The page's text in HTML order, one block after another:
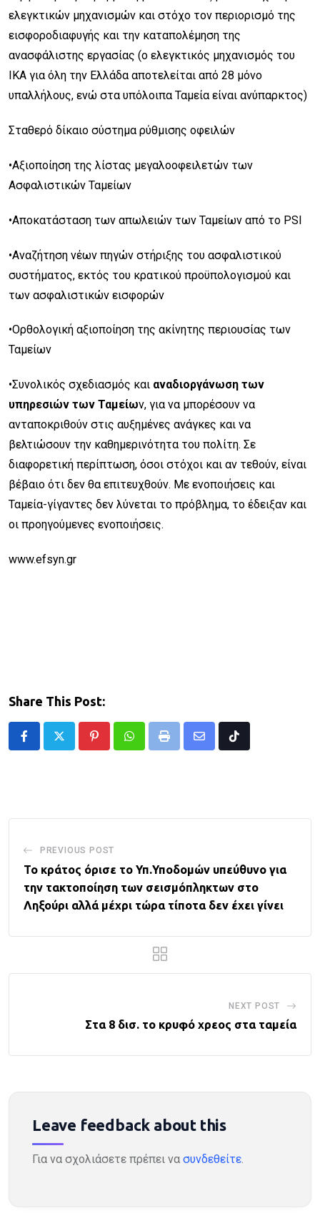
ελεγκτικών μηχανισμών και στόχο τον περιορισμό της
εισφοροδιαφυγής και την καταπολέμηση της
ανασφάλιστης εργασίας (ο ελεγκτικός μηχανισμός του
ΙΚΑ για όλη την Ελλάδα αποτελείται από 28 μόνο
υπαλλήλους, ενώ στα υπόλοιπα Ταμεία είναι ανύπαρκτος)
Σταθερό δίκαιο σύστημα ρύθμισης οφειλών
•Αξιοποίηση της λίστας μεγαλοοφειλετών των
Ασφαλιστικών Ταμείων
•Αποκατάσταση των απωλειών των Ταμείων από το PSI
•Αναζήτηση νέων πηγών στήριξης του ασφαλιστικού
συστήματος, εκτός του κρατικού προϋπολογισμού και
των ασφαλιστικών εισφορών
•Ορθολογική αξιοποίηση της ακίνητης περιουσίας των
Ταμείων
•Συνολικός σχεδιασμός και αναδιοργάνωση των
υπηρεσιών των Ταμείων, για να μπορέσουν να
ανταποκριθούν στις αυξημένες ανάγκες και να
βελτιώσουν την καθημερινότητα του πολίτη. Σε
διαφορετική περίπτωση, όσοι στόχοι και αν τεθούν, είναι
βέβαιο ότι δεν θα επιτευχθούν. Με ενοποιήσεις και
Ταμεία-γίγαντες δεν λύνεται το πρόβλημα, το έδειξαν και
οι προηγούμενες ενοποιήσεις.
www.efsyn.gr
Share This Post:
PinterestWhatsappPrint
Share
Tiktok
PREVIOUS POST
Το κράτος όρισε το Υπ.Υποδομών υπεύθυνο για
την τακτοποίηση των σεισμόπληκτων στο
Ληξούρι αλλά μέχρι τώρα τίποτα δεν έχει γίνει
NEXT POST
Στα 8 δισ. το κρυφό χρεος στα ταμεία
Leave feedback about this
Για να σχολιάσετε πρέπει να συνδεθείτε.